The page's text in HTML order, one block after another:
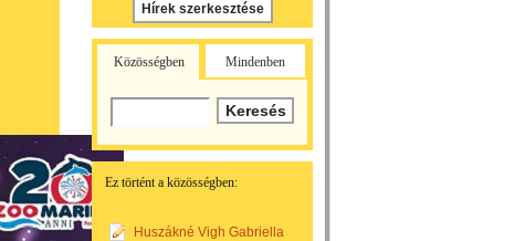
Hírek szerkesztése
Közösségben Mindenben
Ez történt a közösségben:
Huszákné Vigh Gabriella